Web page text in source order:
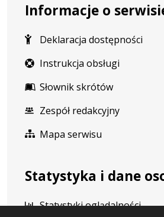
Informacje o
Deklaracja dostępności
Instrukcja obsługi
Słownik skrótów
Zespół redakcyjny
Mapa serwisu
Statystyka i dane
Statystyki oglądalności